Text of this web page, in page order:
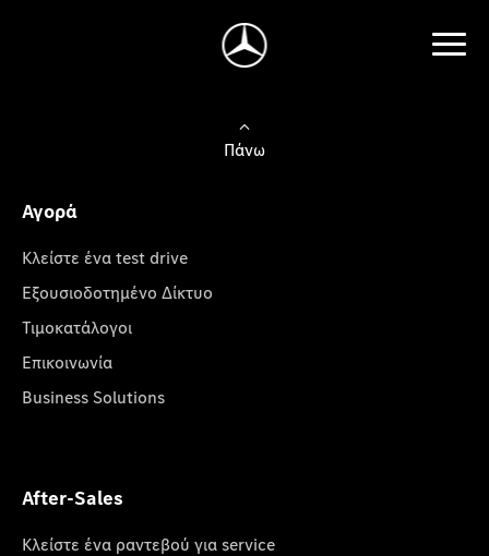
Πάνω
Αγορά
Κλείστε ένα test drive
Εξουσιοδοτημένο Δίκτυο
Τιμοκατάλογοι
Επικοινωνία
Business Solutions
After-Sales
Κλείστε ένα ραντεβού για service